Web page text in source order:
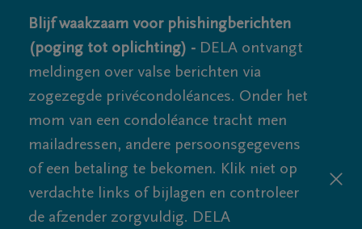
Blijf waakzaam voor phishingberichten
(poging tot oplichting) - DELA ontvangt
meldingen over valse berichten via
zogezegde privécondoléances. Onder het
mom van een condoléance tracht men
mailadressen, andere persoonsgegevens
of een betaling te bekomen. Klik niet op
verdachte links of bijlagen en controleer
de afzender zorgvuldig. DELA